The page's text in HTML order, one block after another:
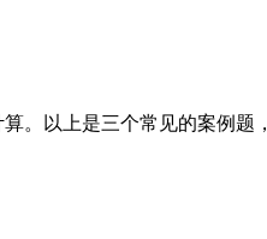
。以上是三个常见的案例